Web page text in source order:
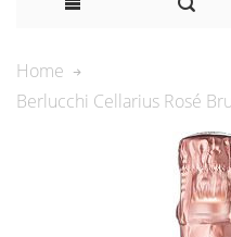
Home
Berlucchi Cellarius Rosé